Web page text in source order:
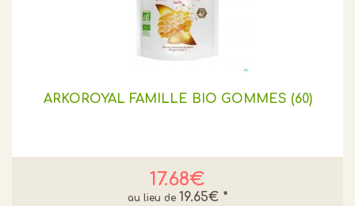
ARKOROYAL FAMILLE BIO GOMMES (60)
17.68€
19.65€ *